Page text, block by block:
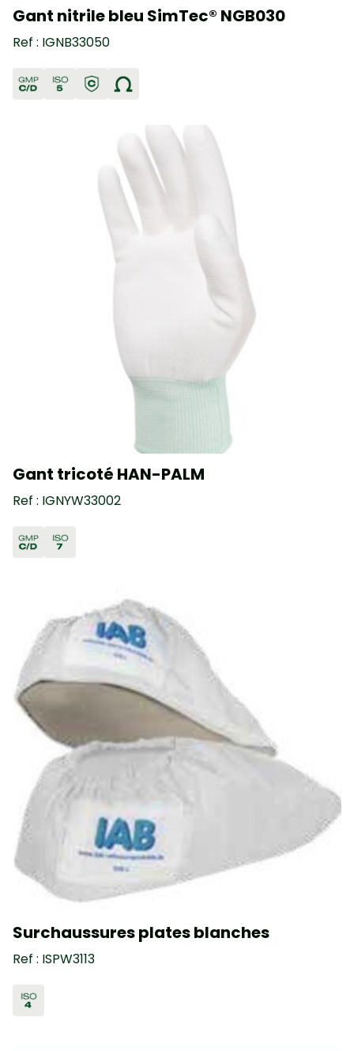
Gant nitrile bleu SimTec® NGB030
Ref : IGNB33050
Gant tricoté HAN-PALM
Ref : IGNYW33002
Surchaussures plates blanches
Ref : ISPW3113